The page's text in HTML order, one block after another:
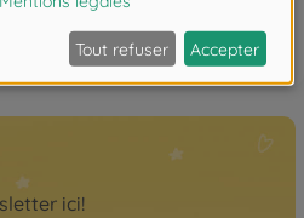
ici!